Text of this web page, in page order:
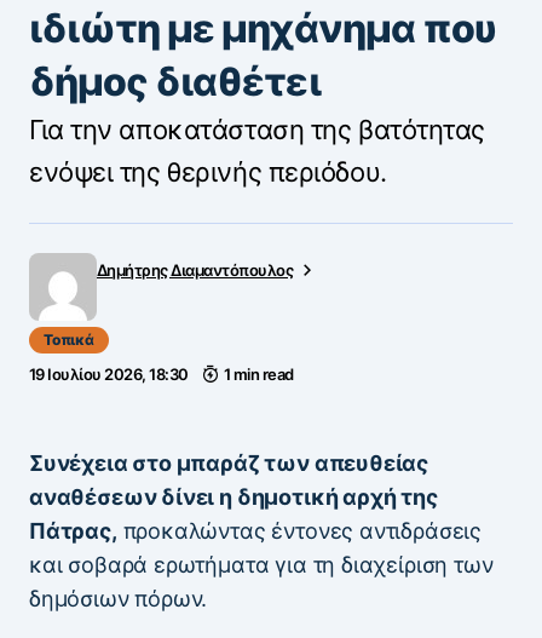
ιδιώτη με μηχάνημα που
δήμος διαθέτει
Για την αποκατάσταση της βατότητας
ενόψει της θερινής περιόδου.
Δημήτρης Διαμαντόπουλος
Τοπικά
19 Ιουλίου 2026, 18:30 1 min read
Συνέχεια στο μπαράζ των απευθείας
αναθέσεων δίνει η δημοτική αρχή της
Πάτρας, προκαλώντας έντονες αντιδράσεις
και σοβαρά ερωτήματα για τη διαχείριση των
δημόσιων πόρων.